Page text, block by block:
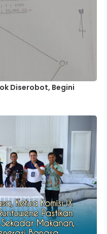
Diserobot, Begini